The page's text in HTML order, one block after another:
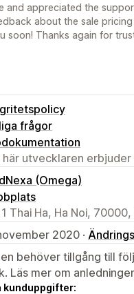
and appreciated the
about the sale
soon! Thanks again for
frågor
här utvecklaren
(Omega)
Thai Ha, Ha Noi, 70000,
2020 ·
behöver tillgång till
Läs mer om
kunduppgifter: